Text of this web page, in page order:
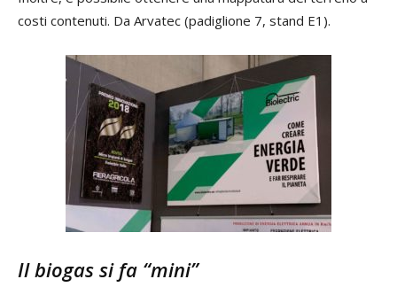
costi contenuti. Da Arvatec (padiglione 7, stand E1).
Il biogas si fa “mini”